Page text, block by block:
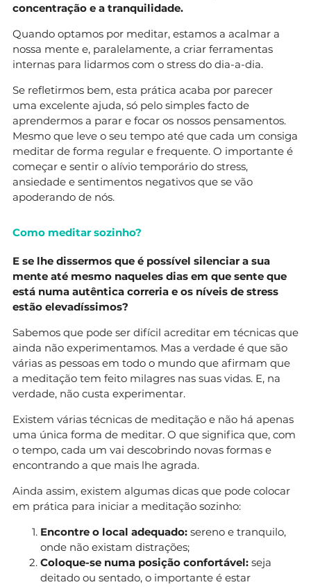
concentração e a tranquilidade.
Quando optamos por meditar, estamos a acalmar a
nossa mente e, paralelamente, a criar ferramentas
internas para lidarmos com o stress do dia-a-dia.
Se refletirmos bem, esta prática acaba por parecer
uma excelente ajuda, só pelo simples facto de
aprendermos a parar e focar os nossos pensamentos.
Mesmo que leve o seu tempo até que cada um consiga
meditar de forma regular e frequente. O importante é
começar e sentir o alívio temporário do stress,
ansiedade e sentimentos negativos que se vão
apoderando de nós.
Como meditar sozinho?
E se lhe dissermos que é possível silenciar a sua
mente até mesmo naqueles dias em que sente que
está numa autêntica correria e os níveis de stress
estão elevadíssimos?
Sabemos que pode ser difícil acreditar em técnicas que
ainda não experimentamos. Mas a verdade é que são
várias as pessoas em todo o mundo que afirmam que
a meditação tem feito milagres nas suas vidas. E, na
verdade, não custa experimentar.
Existem várias técnicas de meditação e não há apenas
uma única forma de meditar. O que significa que, com
o tempo, cada um vai descobrindo novas formas e
encontrando a que mais lhe agrada.
Ainda assim, existem algumas dicas que pode colocar
em prática para iniciar a meditação sozinho:
Encontre o local adequado: sereno e tranquilo,
onde não existam distrações;
Coloque-se numa posição confortável: seja
deitado ou sentado, o importante é estar